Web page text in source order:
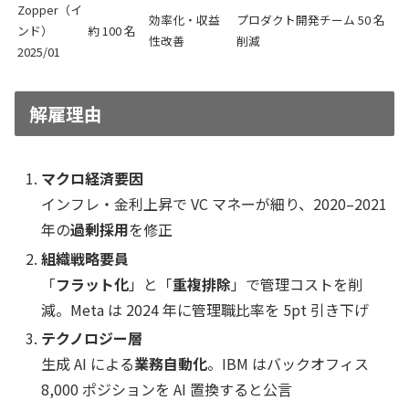
Zopper（イ
ンド）
2025/01
約 100 名
効率化・収益
性改善
プロダクト開発チーム 50 名
削減
解雇理由
マクロ経済要因
インフレ・金利上昇で VC マネーが細り、2020–2021
年の過剰採用を修正
組織戦略要員
「フラット化」と「重複排除」で管理コストを削
減。Meta は 2024 年に管理職比率を 5pt 引き下げ
テクノロジー層
生成 AI による業務自動化。IBM はバックオフィス
8,000 ポジションを AI 置換すると公言